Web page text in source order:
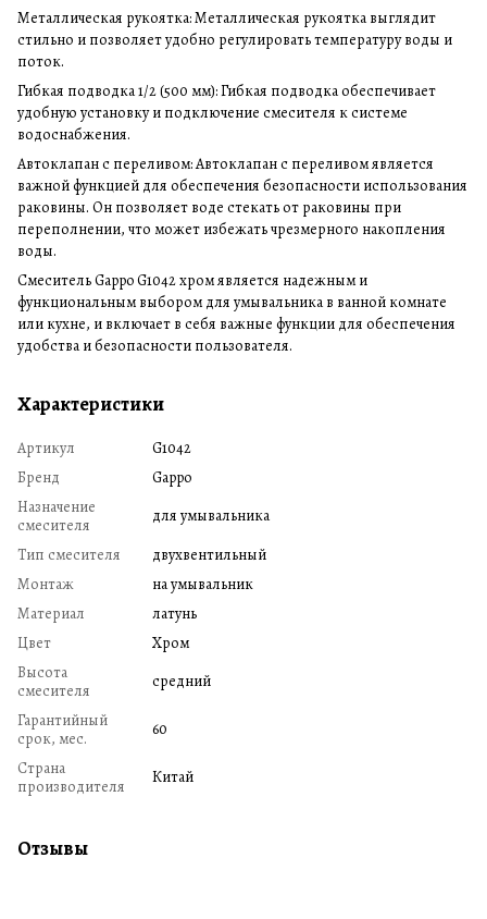
Металлическая рукоятка: Металлическая рукоятка выглядит
стильно и позволяет удобно регулировать температуру воды и
поток.
Гибкая подводка 1/2 (500 мм): Гибкая подводка обеспечивает
удобную установку и подключение смесителя к системе
водоснабжения.
Автоклапан с переливом: Автоклапан с переливом является
важной функцией для обеспечения безопасности использования
раковины. Он позволяет воде стекать от раковины при
переполнении, что может избежать чрезмерного накопления
воды.
Смеситель Gappo G1042 хром является надежным и
функциональным выбором для умывальника в ванной комнате
или кухне, и включает в себя важные функции для обеспечения
удобства и безопасности пользователя.
Характеристики
Артикул
G1042
Бренд
Gappo
Назначение
смесителя
для умывальника
Тип смесителя
двухвентильный
Монтаж
на умывальник
Материал
латунь
Цвет
Хром
Высота
смесителя
средний
Гарантийный
срок, мес.
60
Страна
производителя
Китай
Отзывы